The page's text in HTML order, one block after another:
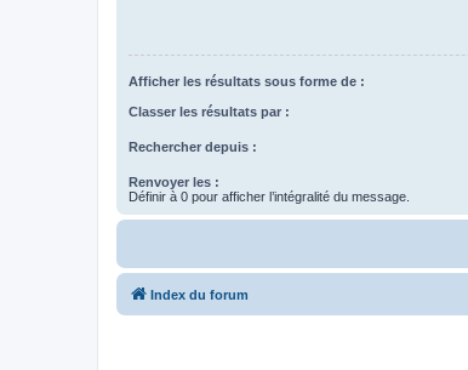
Afficher les résultats sous forme de :
Classer les résultats par :
Rechercher depuis :
Renvoyer les :
Définir à 0 pour afficher l’intégralité du message.
Index du forum